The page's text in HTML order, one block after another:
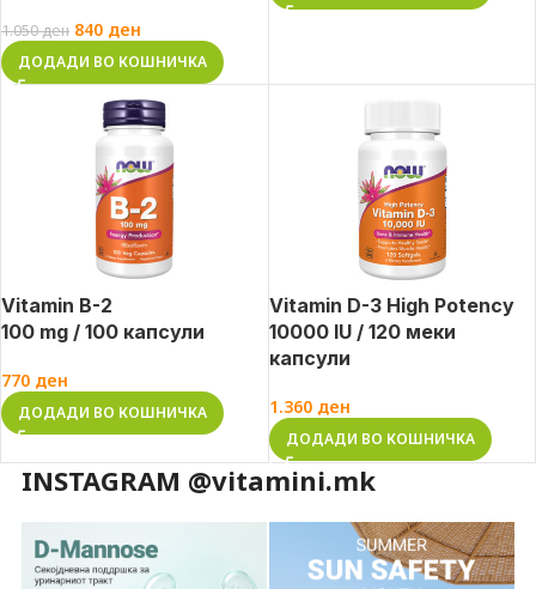
1.050ден 840 ден
ДОДАДИ ВО КОШНИЧКА
Vitamin B-2
100 mg / 100 капсули
770 ден
ДОДАДИ ВО КОШНИЧКА
Vitamin D-3 High Potency
10000 IU / 120 меки
капсули
1.360 ден
ДОДАДИ ВО КОШНИЧКА
INSTAGRAM @vitamini.mk